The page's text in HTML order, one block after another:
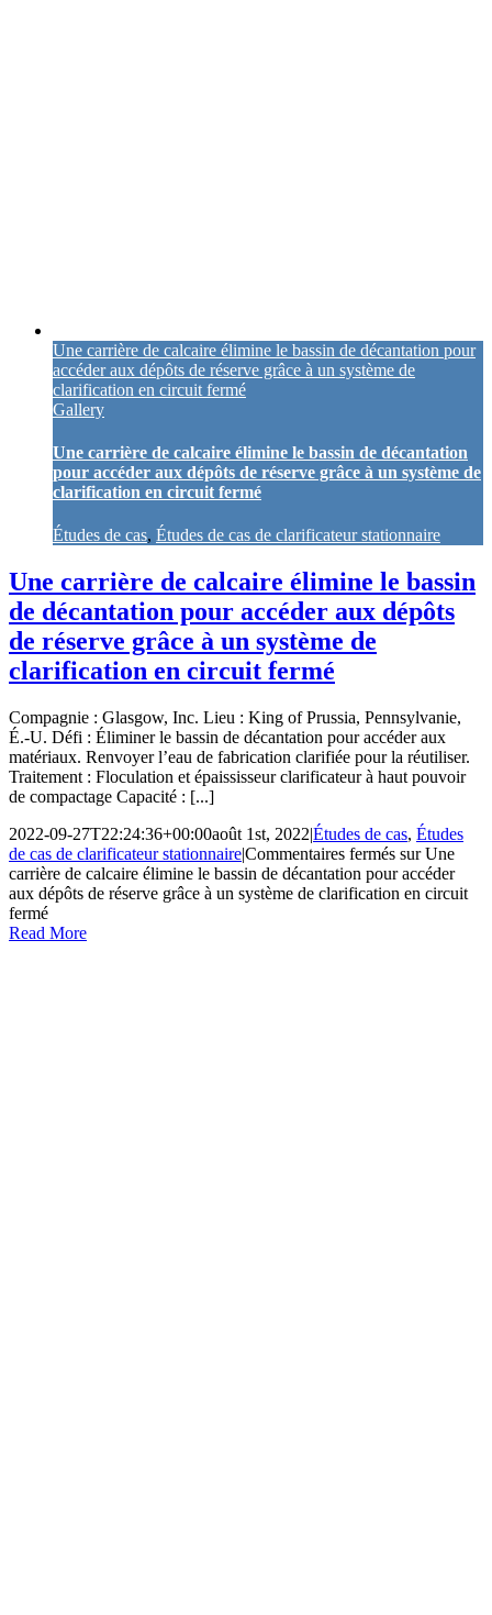
Une carrière de calcaire élimine le bassin de décantation pour
accéder aux dépôts de réserve grâce à un système de
clarification en circuit fermé
Gallery
Une carrière de calcaire élimine le bassin de décantation
pour accéder aux dépôts de réserve grâce à un système de
clarification en circuit fermé
Études de cas, Études de cas de clarificateur stationnaire
Une carrière de calcaire élimine le bassin
de décantation pour accéder aux dépôts
de réserve grâce à un système de
clarification en circuit fermé
Compagnie : Glasgow, Inc. Lieu : King of Prussia, Pennsylvanie,
É.-U. Défi : Éliminer le bassin de décantation pour accéder aux
matériaux. Renvoyer l’eau de fabrication clarifiée pour la réutiliser.
Traitement : Floculation et épaississeur clarificateur à haut pouvoir
de compactage Capacité : [...]
2022-09-27T22:24:36+00:00août 1st, 2022|Études de cas, Études
de cas de clarificateur stationnaire|Commentaires fermés sur Une
carrière de calcaire élimine le bassin de décantation pour accéder
aux dépôts de réserve grâce à un système de clarification en circuit
fermé
Read More